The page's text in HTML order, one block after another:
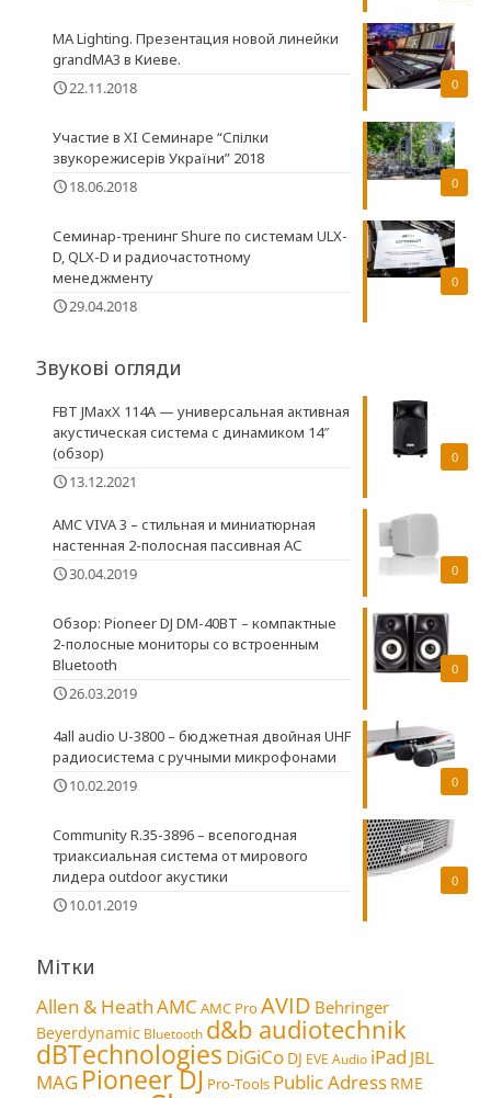
0
MA Lighting. Презентация новой линейки
grandMA3 в Киеве.
22.11.2018
0
Участие в XI Семинаре “Спілки
звукорежисерів України” 2018
18.06.2018
0
Семинар-тренинг Shure по системам ULX-
D, QLX-D и радиочастотному
менеджменту
29.04.2018
Звукові огляди
0
FBT JMaxX 114A — универсальная активная
акустическая система с динамиком 14″
(обзор)
13.12.2021
0
AMC VIVA 3 – стильная и миниатюрная
настенная 2-полосная пасcивная АС
30.04.2019
0
Обзор: Pioneer DJ DM-40BT – компактные
2-полосные мониторы со встроенным
Bluetooth
26.03.2019
0
4all audio U-3800 – бюджетная двойная UHF
радиосистема c ручными микрофонами
10.02.2019
0
Community R.35-3896 – всепогодная
триаксиальная система от мирового
лидера outdoor акустики
10.01.2019
Мітки
Allen & HeathAMC AMC Pro AVID Behringer
Beyerdynamic Bluetooth d&b audiotechnik
dBTechnologies DiGiCo DJ EVE Audio iPad JBL
MAG Pioneer DJ Pro-Tools Public Adress RME